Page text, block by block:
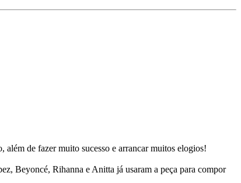
de fazer muito sucesso e arrancar muitos elogios!
Beyoncé, Rihanna e Anitta já usaram a peça para compor